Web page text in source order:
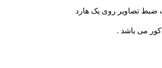
ضبط تصاویر روی یک هارد
می باشد .